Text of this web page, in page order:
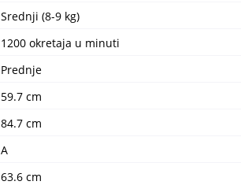
Srednji (8-9 kg)
1200 okretaja u minuti
Prednje
59.7 cm
84.7 cm
A
63.6 cm